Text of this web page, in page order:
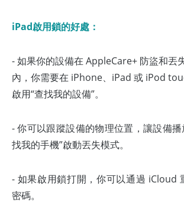
iPad啟用鎖的好處：
- 如果你的設備在 AppleCare+ 防盜和丟
內，你需要在 iPhone、iPad 或 iPod
啟用“查找我的設備”。
- 你可以跟蹤設備的物理位置，讓設備
找我的手機”啟動丟失模式。
- 如果啟用鎖打開，你可以通過 iCloud
密碼。